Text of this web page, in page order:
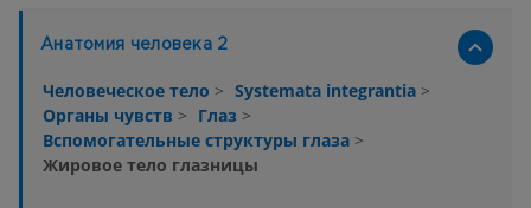
Анатомия человека 2
Человеческое тело > Systemata integrantia >
Органы чувств > Глаз >
Вспомогательные структуры глаза >
Жировое тело глазницы